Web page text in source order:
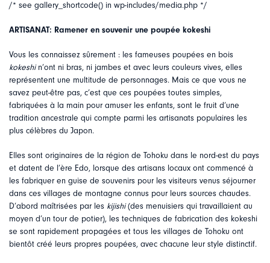
/* see gallery_shortcode() in wp-includes/media.php */
ARTISANAT: Ramener en souvenir une poupée kokeshi
Vous les connaissez sûrement : les fameuses poupées en bois
kokeshin’ont ni bras, ni jambes et avec leurs couleurs vives, elles
représentent une multitude de personnages. Mais ce que vous ne
savez peut-être pas, c’est que ces poupées toutes simples,
fabriquées à la main pour amuser les enfants, sont le fruit d’une
tradition ancestrale qui compte parmi les artisanats populaires les
plus célèbres du Japon.
Elles sont originaires de la région de Tohoku dans le nord-est du pays
et datent de l’ère Edo, lorsque des artisans locaux ont commencé à
les fabriquer en guise de souvenirs pour les visiteurs venus séjourner
dans ces villages de montagne connus pour leurs sources chaudes.
D’abord maîtrisées par les kijishi(des menuisiers qui travaillaient au
moyen d’un tour de potier), les techniques de fabrication des kokeshi
se sont rapidement propagées et tous les villages de Tohoku ont
bientôt créé leurs propres poupées, avec chacune leur style distinctif.